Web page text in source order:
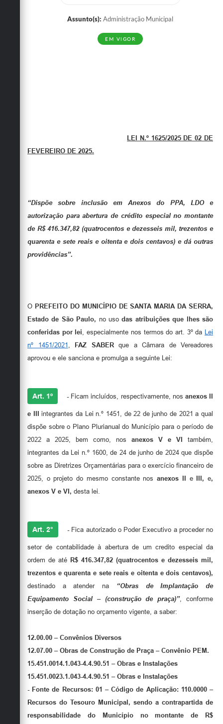
Assunto(s): Administração Municipal
EM VIGOR
LEI N.º 1625/2025 DE 02 DE
FEVEREIRO DE 2025.
“Dispõe sobre inclusão em Anexos do PPA, LDO e
autorização para abertura de crédito especial no montante
de R$ 416.347,82 (quatrocentos e dezesseis mil, trezentos e
quarenta e sete reais e oitenta e dois centavos) e dá outras
providências”.
O PREFEITO DO MUNICÍPIO DE SANTA MARIA DA SERRA,
Estado de São Paulo, no usodas atribuições que lhes são
conferidas por lei , especialmente nos termos do art. 3º da
Lei
nº 1451/2021
FAZ SABER que a Câmara de Vereadores
aprovou e ele sanciona e promulga a seguinte Lei:
Art. 1º - Ficam incluídos, respectivamente, nos anexos II
e IIIintegrantes da Lei n.º 1451, de 22 de junho de 2021 a qual
dispõe sobre o Plano Plurianual do Município para o período de
2022 a 2025, bem como, nos anexos V e VI também,
integrantes da Lei n.º 1600, de 24 de junho de 2024 que dispõe
sobre as Diretrizes Orçamentárias para o exercício financeiro de
2025, o projeto do mesmo constante nosanexos II eIII,e,
anexos V e VI, desta lei.
Art. 2° - Fica autorizado o Poder Executivo a proceder no
setor de contabilidade à abertura de um credito especial da
ordem de até R$ 416.347,82 (quatrocentos e dezesseis mil,
trezentos e quarenta e sete reais e oitenta e dois centavos),
destinado a atender na “Obras de Implantação de
Equipamento Social – (construção de praça)”, conforme
inserção de dotação no orçamento vigente, a saber:
12.00.00 – Convênios Diversos
12.07.00 – Obras de Construção de Praça – Convênio PEM.
15.451.0014.1.043-4.4.90.51 – Obras e Instalações
15.451.0023.1.043-4.4.90.51 – Obras e Instalações
- Fonte de Recursos: 01 – Código de Aplicação: 110.0000 –
Recursos do Tesouro Municipal, sendo a contrapartida de
responsabilidade do Município no montante de R$